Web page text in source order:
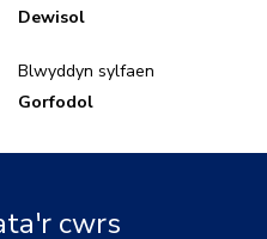
Dewisol
Blwyddyn sylfaen
Gorfodol
cwrs